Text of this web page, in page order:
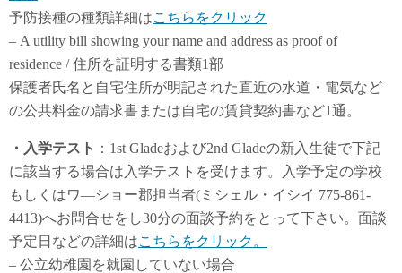
予防接種の種類詳細はこちらをクリック
– A utility bill showing your name and address as proof of
residence / 住所を証明する書類1部
保護者氏名と自宅住所が明記された直近の水道・電気など
の公共料金の請求書または自宅の賃貸契約書など1通。
・入学テスト ：1st Gladeおよび2nd Gladeの新入生徒で下記
に該当する場合は入学テストを受けます。入学予定の学校
もしくはワ―ショー郡担当者(ミシェル・イシイ 775-861-
4413)へお問合せをし30分の面談予約をとって下さい。面談
予定日などの詳細はこちらをクリック。
– 公立幼稚園を就園していない場合